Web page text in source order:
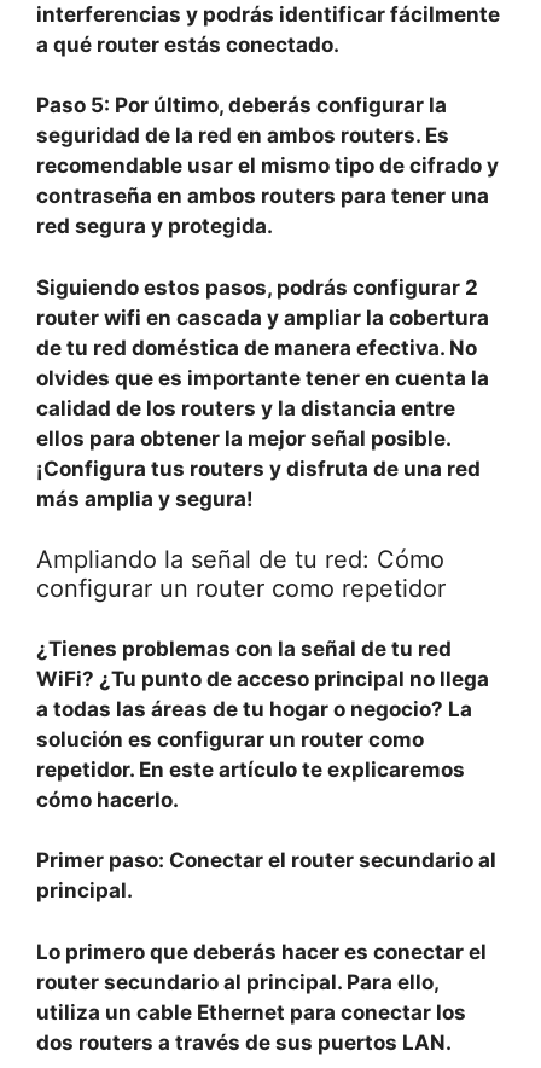
interferencias y podrás identificar fácilmente
a qué router estás conectado.
Paso 5: Por último, deberás configurar la
seguridad de la red en ambos routers. Es
recomendable usar el mismo tipo de cifrado y
contraseña en ambos routers para tener una
red segura y protegida.
Siguiendo estos pasos, podrás configurar 2
router wifi en cascada y ampliar la cobertura
de tu red doméstica de manera efectiva. No
olvides que es importante tener en cuenta la
calidad de los routers y la distancia entre
ellos para obtener la mejor señal posible.
¡Configura tus routers y disfruta de una red
más amplia y segura!
Ampliando la señal de tu red: Cómo
configurar un router como repetidor
¿Tienes problemas con la señal de tu red
WiFi? ¿Tu punto de acceso principal no llega
a todas las áreas de tu hogar o negocio? La
solución es configurar un router como
repetidor. En este artículo te explicaremos
cómo hacerlo.
Primer paso: Conectar el router secundario al
principal.
Lo primero que deberás hacer es conectar el
router secundario al principal. Para ello,
utiliza un cable Ethernet para conectar los
dos routers a través de sus puertos LAN.